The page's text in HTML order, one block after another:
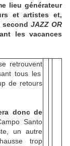
lieu générateur
et artistes et,
second JAZZ OR
les vacances
retrouvent
tous les
de retours
donc de
Santo
un autre
trop